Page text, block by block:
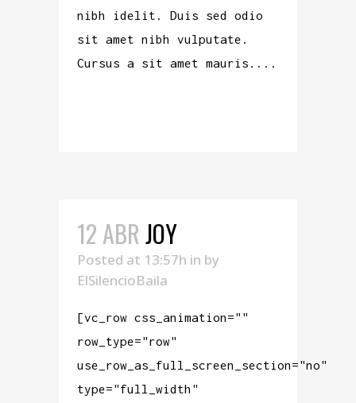
nibh idelit. Duis sed odio
sit amet nibh vulputate.
Cursus a sit amet mauris....
12 ABR JOY
Posted at 13:57h in by
ElSilencioBaila
[vc_row css_animation=""
row_type="row"
use_row_as_full_screen_section="no"
type="full_width"